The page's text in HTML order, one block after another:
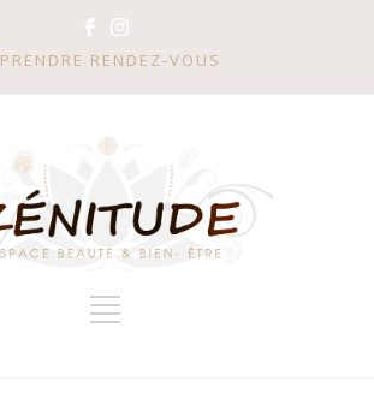
PRENDRE RENDEZ-VOUS